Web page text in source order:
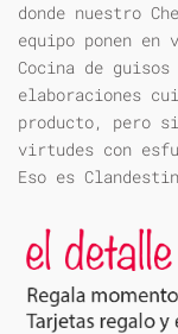
donde nuestro
equipo ponen
Cocina de
elaboraciones
producto, pero
virtudes con
Eso es